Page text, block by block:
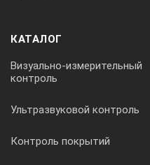
КАТАЛОГ
Визуально-измерительный
контроль
Ультразвуковой контроль
Контроль покрытий